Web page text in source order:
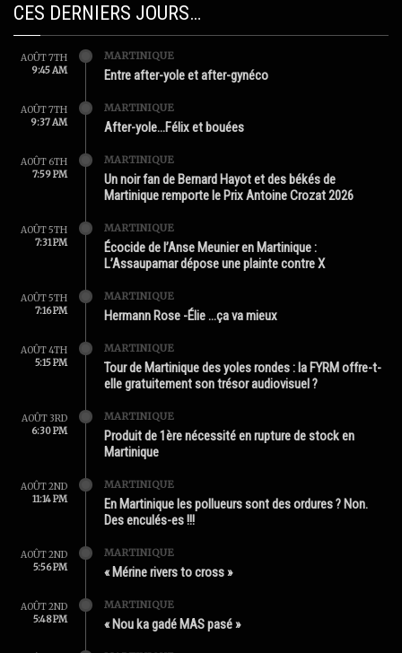
CES DERNIERS JOURS…
AOÛT 7TH
9:45 AM
MARTINIQUE
Entre after-yole et after-gynéco
AOÛT 7TH
9:37 AM
MARTINIQUE
After-yole…Félix et bouées
AOÛT 6TH
7:59 PM
MARTINIQUE
Un noir fan de Bernard Hayot et des békés de
Martinique remporte le Prix Antoine Crozat 2026
AOÛT 5TH
7:31 PM
MARTINIQUE
Écocide de l’Anse Meunier en Martinique :
L’Assaupamar dépose une plainte contre X
AOÛT 5TH
7:16 PM
MARTINIQUE
Hermann Rose -Élie …ça va mieux
AOÛT 4TH
5:15 PM
MARTINIQUE
Tour de Martinique des yoles rondes : la FYRM offre-t-
elle gratuitement son trésor audiovisuel ?
AOÛT 3RD
6:30 PM
MARTINIQUE
Produit de 1ère nécessité en rupture de stock en
Martinique
AOÛT 2ND
11:14 PM
MARTINIQUE
En Martinique les pollueurs sont des ordures ? Non.
Des enculés-es !!!
AOÛT 2ND
5:56 PM
MARTINIQUE
« Mérine rivers to cross »
AOÛT 2ND
5:48 PM
MARTINIQUE
« Nou ka gadé MAS pasé »